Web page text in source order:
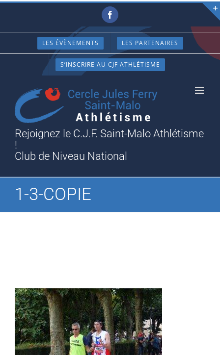
Passer
contenu
Facebook
LES ÉVÈNEMENTS LES PARTENAIRES
S’INSCRIRE AU CJF ATHLÉTISME
Rejoignez le C.J.F. Saint-Malo Athlétisme
!
Club de Niveau National
1-3-COPIE